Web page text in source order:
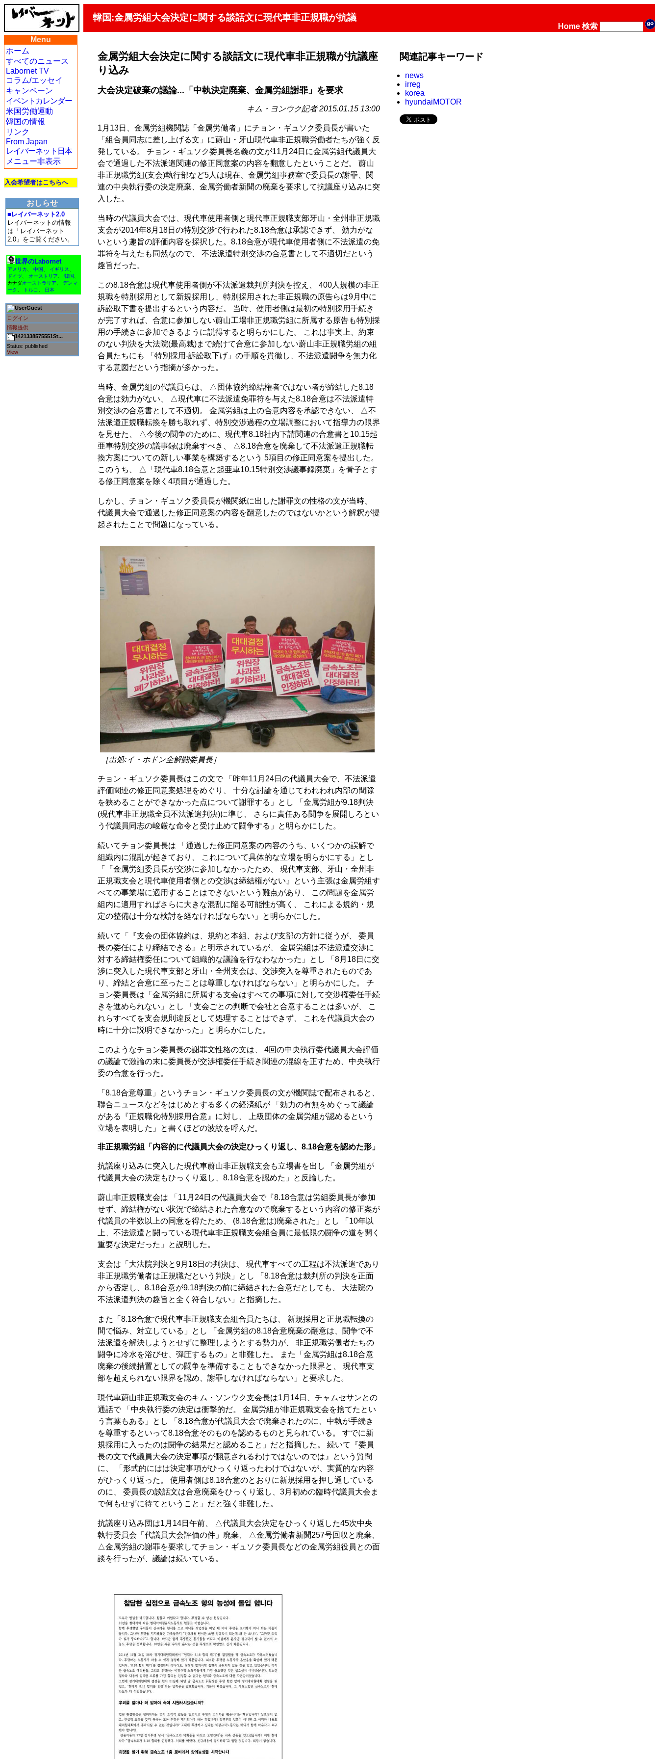
韓国:金属労組大会決定に関する談話文に現代車非正規職が抗議
Home 検索
Menu
ホーム
すべてのニュース
Labornet TV
コラム/エッセイ
キャンペーン
イベントカレンダー
米国労働運動
韓国の情報
リンク
From Japan
レイバーネット日本
メニュー非表示
入会希望者はこちらへ
おしらせ
■レイバーネット2.0
レイバーネットの情報
は「レイバーネット
2.0」をご覧ください。
世界のLabornet
アメリカ 中国 イギリス
ドイツ
オーストリア 韓国
カナダオーストラリア
デンマ
ーク
トルコ 日本
Guest
ログイン
情報提供
1421338575551St...
Status: published
View
金属労組大会決定に関する談話文に現代車非正規職が抗議座
り込み
大会決定破棄の議論...「中執決定廃棄、金属労組謝罪」を要求
キム・ヨンウク記者 2015.01.15 13:00
1月13日、金属労組機関誌「金属労働者」にチョン・ギュソク委員長が書いた
「組合員同志に差し上げる文」に蔚山・牙山現代車非正規職労働者たちが強く反
発している。 チョン・ギュソク委員長名義の文が11月24日に金属労組代議員大
会で通過した不法派遣関連の修正同意案の内容を翻意したということだ。 蔚山
非正規職労組(支会)執行部など5人は現在、金属労組事務室で委員長の謝罪、関
連の中央執行委の決定廃棄、金属労働者新聞の廃棄を要求して抗議座り込みに突
入した。
当時の代議員大会では、現代車使用者側と現代車正規職支部牙山・全州非正規職
支会が2014年8月18日の特別交渉で行われた8.18合意は承認できず、 効力がな
いという趣旨の評価内容を採択した。8.18合意が現代車使用者側に不法派遣の免
罪符を与えたも同然なので、 不法派遣特別交渉の合意書として不適切だという
趣旨だった。
この8.18合意は現代車使用者側が不法派遣裁判所判決を控え、 400人規模の非正
規職を特別採用として新規採用し、特別採用された非正規職の原告らは9月中に
訴訟取下書を提出するという内容だ。 当時、使用者側は最初の特別採用手続き
が完了すれば、合意に参加しない蔚山工場非正規職労組に所属する原告も特別採
用の手続きに参加できるように説得すると明らかにした。 これは事実上、約束
のない判決を大法院(最高裁)まで続けて合意に参加しない蔚山非正規職労組の組
合員たちにも 「特別採用-訴訟取下げ」の手順を貫徹し、不法派遣闘争を無力化
する意図だという指摘が多かった。
当時、金属労組の代議員らは、 △団体協約締結権者ではない者が締結した8.18
合意は効力がない、 △現代車に不法派遣免罪符を与えた8.18合意は不法派遣特
別交渉の合意書として不適切。 金属労組は上の合意内容を承認できない、 △不
法派遣正規職転換を勝ち取れず、特別交渉過程の立場調整において指導力の限界
を見せた、 △今後の闘争のために、現代車8.18社内下請関連の合意書と10.15起
亜車特別交渉の議事録は廃棄すべき、 △8.18合意を廃棄して不法派遣正規職転
換方案についての新しい事業を構築するという 5項目の修正同意案を提出した。
このうち、 △「現代車8.18合意と起亜車10.15特別交渉議事録廃棄」を骨子とす
る修正同意案を除く4項目が通過した。
しかし、チョン・ギュソク委員長が機関紙に出した謝罪文の性格の文が当時、
代議員大会で通過した修正同意案の内容を翻意したのではないかという解釈が提
起されたことで問題になっている。
［出処:イ・ホドン全解闘委員長］
チョン・ギュソク委員長はこの文で 「昨年11月24日の代議員大会で、不法派遣
評価関連の修正同意案処理をめぐり、 十分な討論を通じてわれわれ内部の間隙
を狭めることができなかった点について謝罪する」とし 「金属労組が9.18判決
(現代車非正規職全員不法派遣判決)に準じ、 さらに責任ある闘争を展開しろとい
う代議員同志の峻厳な命令と受け止めて闘争する」と明らかにした。
続いてチョン委員長は 「通過した修正同意案の内容のうち、いくつかの誤解で
組織内に混乱が起きており、 これについて具体的な立場を明らかにする」とし
「『金属労組委員長が交渉に参加しなかったため、 現代車支部、牙山・全州非
正規職支会と現代車使用者側との交渉は締結権がない』という主張は金属労組す
べての事業場に適用することはできないという難点があり、 この問題を金属労
組内に適用すればさらに大きな混乱に陥る可能性が高く、 これによる規約・規
定の整備は十分な検討を経なければならない」と明らかにした。
続いて「『支会の団体協約は、規約と本組、および支部の方針に従うが、 委員
長の委任により締結できる』と明示されているが、 金属労組は不法派遣交渉に
対する締結権委任について組織的な議論を行なわなかった」とし 「8月18日に交
渉に突入した現代車支部と牙山・全州支会は、交渉突入を尊重されたものであ
り、締結と合意に至ったことは尊重しなければならない」と明らかにした。 チ
ョン委員長は「金属労組に所属する支会はすべての事項に対して交渉権委任手続
きを進められない」とし 「支会ごとの判断で会社と合意することは多いが、 こ
れらすべてを支会規則違反として処理することはできず、 これを代議員大会の
時に十分に説明できなかった」と明らかにした。
このようなチョン委員長の謝罪文性格の文は、 4回の中央執行委代議員大会評価
の議論で激論の末に委員長が交渉権委任手続き関連の混線を正すため、中央執行
委の合意を行った。
「8.18合意尊重」というチョン・ギュソク委員長の文が機関誌で配布されると、
聯合ニュースなどをはじめとする多くの経済紙が 「効力の有無をめぐって議論
がある『正規職化特別採用合意』に対し、 上級団体の金属労組が認めるという
立場を表明した」と書くほどの波紋を呼んだ。
非正規職労組「内容的に代議員大会の決定ひっくり返し、8.18合意を認めた形」
抗議座り込みに突入した現代車蔚山非正規職支会も立場書を出し 「金属労組が
代議員大会の決定もひっくり返し、8.18合意を認めた」と反論した。
蔚山非正規職支会は 「11月24日の代議員大会で『8.18合意は労組委員長が参加
せず、締結権がない状況で締結された合意なので廃棄するという内容の修正案が
代議員の半数以上の同意を得たため、 (8.18合意は)廃棄された」とし 「10年以
上、不法派遣と闘っている現代車非正規職支会組合員に最低限の闘争の道を開く
重要な決定だった」と説明した。
支会は「大法院判決と9月18日の判決は、 現代車すべての工程は不法派遣であり
非正規職労働者は正規職だという判決」とし 「8.18合意は裁判所の判決を正面
から否定し、8.18合意が9.18判決の前に締結された合意だとしても、 大法院の
不法派遣判決の趣旨と全く符合しない」と指摘した。
また「8.18合意で現代車非正規職支会組合員たちは、 新規採用と正規職転換の
間で悩み、対立している」とし 「金属労組の8.18合意廃棄の翻意は、闘争で不
法派遣を解決しようとせずに整理しようとする勢力が、 非正規職労働者たちの
闘争に冷水を浴びせ、弾圧するもの」と非難した。 また「金属労組は8.18合意
廃棄の後続措置としての闘争を準備することもできなかった限界と、 現代車支
部を超えられない限界を認め、謝罪しなければならない」と要求した。
現代車蔚山非正規職支会のキム・ソンウク支会長は1月14日、チャムセサンとの
通話で 「中央執行委の決定は衝撃的だ。 金属労組が非正規職支会を捨てたとい
う言葉もある」とし 「8.18合意が代議員大会で廃棄されたのに、中執が手続き
を尊重するといって8.18合意そのものを認めるものと見られている。 すでに新
規採用に入ったのは闘争の結果だと認めること」だと指摘した。 続いて『委員
長の文で代議員大会の決定事項が翻意されるわけではないのでは』という質問
に、 「形式的にはは決定事項がひっくり返ったわけではないが、実質的な内容
がひっくり返った。 使用者側は8.18合意のとおりに新規採用を押し通している
のに、 委員長の談話文は合意廃棄をひっくり返し、3月初めの臨時代議員大会ま
で何もせずに待てということ」だと強く非難した。
抗議座り込み団は1月14日午前、 △代議員大会決定をひっくり返した45次中央
執行委員会「代議員大会評価の件」廃棄、 △金属労働者新聞257号回収と廃棄、
△金属労組の謝罪を要求してチョン・ギュソク委員長などの金属労組役員との面
談を行ったが、議論は続いている。
関連記事キーワード
news
irreg
korea
hyundaiMOTOR